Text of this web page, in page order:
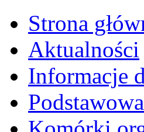
Strona
Aktualności
Informacje